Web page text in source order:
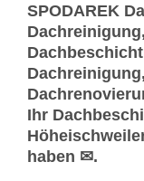
SPODAREK
Ihr
haben ✉.